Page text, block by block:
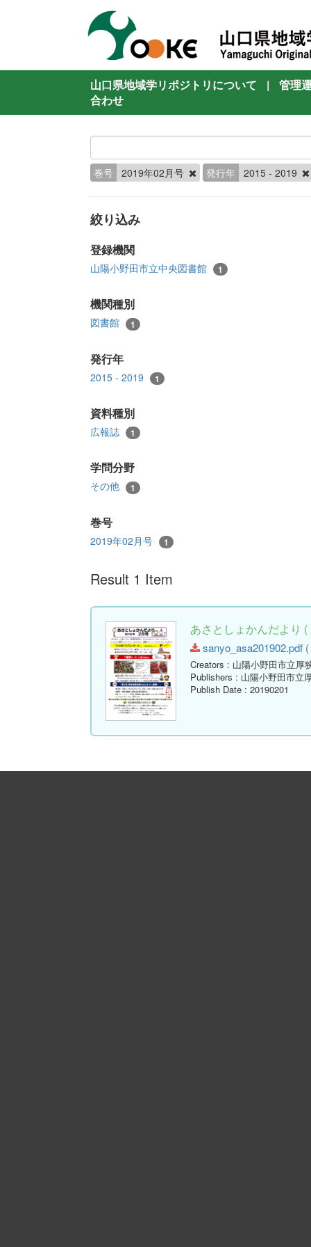
山口県地域学リポジトリについて |
管理
合わせ
巻号 2019年02月号 発行年 2015 - 2019
絞り込み
登録機関
山陽小野田市立中央図書館 1
機関種別
図書館 1
発行年
2015 - 2019 1
資料種別
広報誌 1
学問分野
その他 1
巻号
2019年02月号 1
Result 1 Item
あさとしょかんだより
sanyo_asa201902.pdf
Creators : 山陽小野田市立厚
Publishers : 山陽小野田市立
Publish Date : 20190201